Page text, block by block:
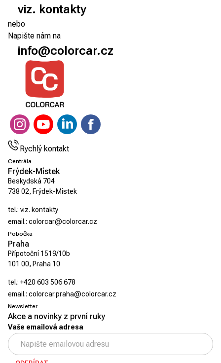
viz. kontakty
nebo
Napište nám na
info@colorcar.cz
Rychlý kontakt
Centrála
Frýdek-Místek
Beskydská 704
738 02, Frýdek-Místek
tel.: viz. kontakty
email.: colorcar@colorcar.cz
Pobočka
Praha
Přípotoční 1519/10b
101 00, Praha 10
tel.: +420 603 506 678
email.: colorcar.praha@colorcar.cz
Newsletter
Akce a novinky z první ruky
Vaše emailová adresa